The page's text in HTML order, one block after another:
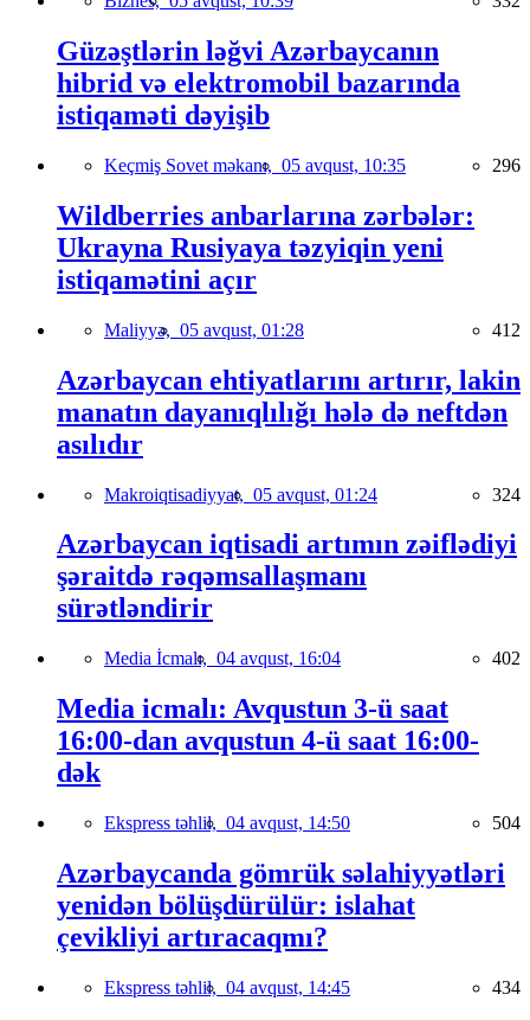
Güzəştlərin ləğvi Azərbaycanın
hibrid və elektromobil bazarında
istiqaməti dəyişib
Keçmiş Sovet məkanı, 05 avqust, 10:35 296
Wildberries anbarlarına zərbələr:
Ukrayna Rusiyaya təzyiqin yeni
istiqamətini açır
Maliyyə, 05 avqust, 01:28 412
Azərbaycan ehtiyatlarını artırır, lakin
manatın dayanıqlılığı hələ də neftdən
asılıdır
Makroiqtisadiyyat, 05 avqust, 01:24 324
Azərbaycan iqtisadi artımın zəiflədiyi
şəraitdə rəqəmsallaşmanı
sürətləndirir
Media İcmalı, 04 avqust, 16:04 402
Media icmalı: Avqustun 3-ü saat
16:00-dan avqustun 4-ü saat 16:00-
dək
Ekspress təhlil, 04 avqust, 14:50 504
Azərbaycanda gömrük səlahiyyətləri
yenidən bölüşdürülür: islahat
çevikliyi artıracaqmı?
Ekspress təhlil, 04 avqust, 14:45 434